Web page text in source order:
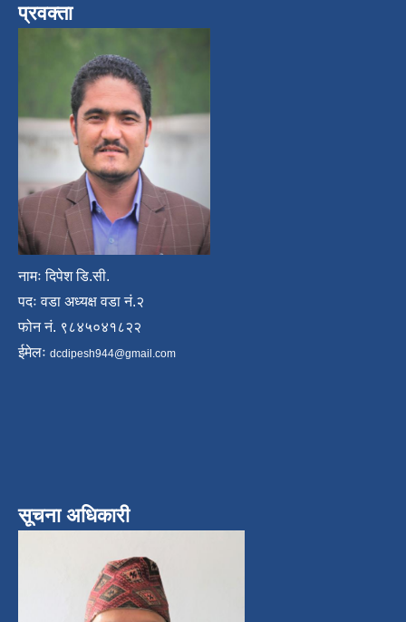
प्रवक्ता
नामः दिपेश डि.सी.
पदः वडा अध्यक्ष वडा नं.२
फोन नं. ९८४५०४१८२२
ईमेलः dcdipesh944@gmail.com
सूचना अधिकारी